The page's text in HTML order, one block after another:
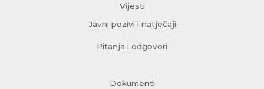
Vijesti
Javni pozivi i natječaji
Pitanja i odgovori
Dokumenti